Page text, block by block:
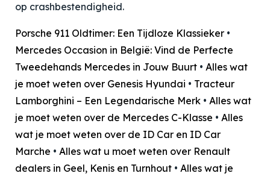
op crashbestendigheid.
Porsche 911 Oldtimer: Een Tijdloze Klassieker •
Mercedes Occasion in België: Vind de Perfecte
Tweedehands Mercedes in Jouw Buurt • Alles wat
je moet weten over Genesis Hyundai • Tracteur
Lamborghini – Een Legendarische Merk • Alles wat
je moet weten over de Mercedes C-Klasse • Alles
wat je moet weten over de ID Car en ID Car
Marche • Alles wat u moet weten over Renault
dealers in Geel, Kenis en Turnhout • Alles wat je